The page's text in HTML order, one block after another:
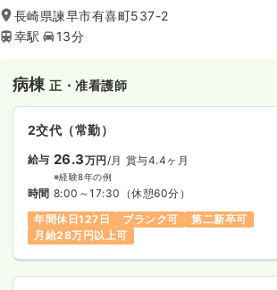
『施設は人であり 人は心であり 人の心と人の和
大切である』を基にご利用者様本位の事業運営
こなっています。
長崎県諫早市有喜町537-2
幸駅
13分
病棟正・准看護師
2交代（常勤）
給与 26.3万円 /月 賞与4.4ヶ月
※経験8年の例
時間 8:00～17:30 （休憩60分）
年間休日127日
ブランク可
第二新卒可
月給28万円以上可